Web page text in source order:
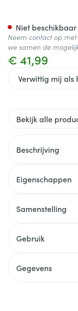
€ 41,99
Verwittig mij als
Niet beschikbaar
Neem contact op
we samen de
Bekijk alle
Beschrijving
Eigenschappen
Samenstelling
Gebruik
Gegevens